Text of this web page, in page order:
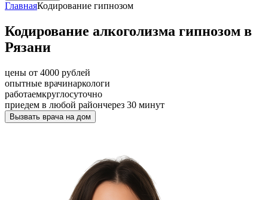
ГлавнаяКодирование гипнозом
Кодирование алкоголизма гипнозом в
Рязани
цены от 4000 рублей
опытные врачинаркологи
работаемкруглосуточно
приедем в любой райончерез 30 минут
Вызвать врача на дом